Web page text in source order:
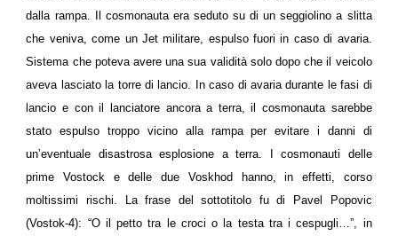
dalla rampa. Il cosmonauta era seduto su di un seggiolino a slitta
che veniva, come un Jet militare, espulso fuori in caso di avaria.
Sistema che poteva avere una sua validità solo dopo che il veicolo
aveva lasciato la torre di lancio. In caso di avaria durante le fasi di
lancio e con il lanciatore ancora a terra, il cosmonauta sarebbe
stato espulso troppo vicino alla rampa per evitare i danni di
un’eventuale disastrosa esplosione a terra. I cosmonauti delle
prime Vostock e delle due Voskhod hanno, in effetti, corso
moltissimi rischi. La frase del sottotitolo fu di Pavel Popovic
(Vostok-4): “O il petto tra le croci o la testa tra i cespugli…”, in